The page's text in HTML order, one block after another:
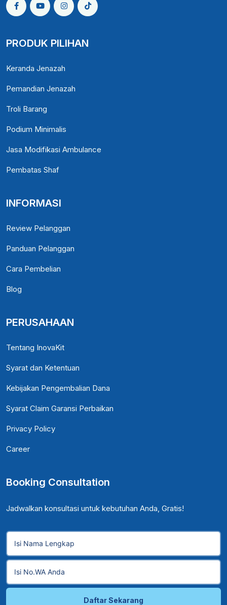
PRODUK PILIHAN
Keranda Jenazah
Pemandian Jenazah
Troli Barang
Podium Minimalis
Jasa Modifikasi Ambulance
Pembatas Shaf
INFORMASI
Review Pelanggan
Panduan Pelanggan
Cara Pembelian
Blog
PERUSAHAAN
Tentang InovaKit
Syarat dan Ketentuan
Kebijakan Pengembalian Dana
Syarat Claim Garansi Perbaikan
Privacy Policy
Career
Booking Consultation
Jadwalkan konsultasi untuk kebutuhan Anda, Gratis!
Daftar Sekarang